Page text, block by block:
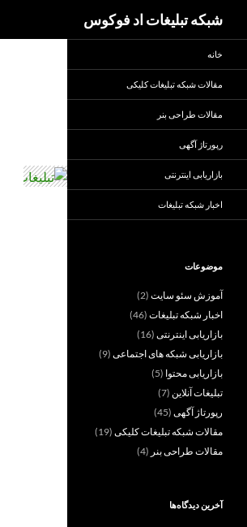
شبکه تبلیغات اد فوکوس
خانه
مقالات شبکه تبلیغات کلیکی
مقالات طراحی بنر
رپورتاژ آگهی
بازاریابی اینترنتی
اخبار شبکه تبلیغات
موضوعات
آموزش سئو سایت (2)
اخبار شبکه تبلیغات (46)
بازاریابی اینترنتی (16)
بازاریابی شبکه های اجتماعی (9)
بازاریابی محتوا (5)
تبلیغات آنلاین (7)
رپورتاژ آگهی (45)
مقالات شبکه تبلیغات کلیکی (19)
مقالات طراحی بنر (4)
آخرین دیدگاه‌ها